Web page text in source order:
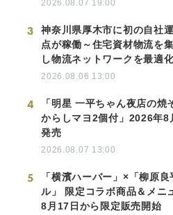
2026.08.07 19:00
3
神奈川県厚木市に初の自社
点が稼働～住宅資材物流を
し物流ネットワークを最適
2026.08.06 13:00
4
「明星 一平ちゃん夜店の焼
からしマヨ2個付」2026年8
発売
2026.08.07 13:00
5
「横濱ハーバー」×「柳原良
ル」 限定コラボ商品＆メ
8月17日から限定販売開始